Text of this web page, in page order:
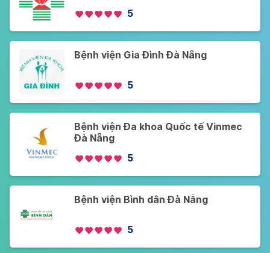
5
Bệnh viện Gia Đình Đà Nẵng
5
Bệnh viện Đa khoa Quốc tế Vinmec
Đà Nẵng
5
Bệnh viện Bình dân Đà Nẵng
5